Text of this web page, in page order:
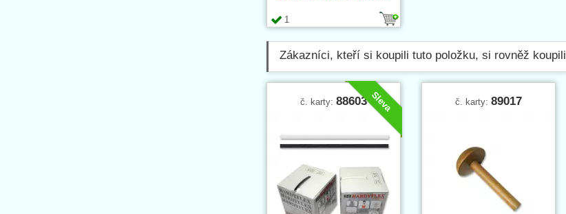
1
Zákazníci, kteří si koupili tuto položku, si rovněž koupili
Sleva
č. karty: 88603 č. karty: 89017